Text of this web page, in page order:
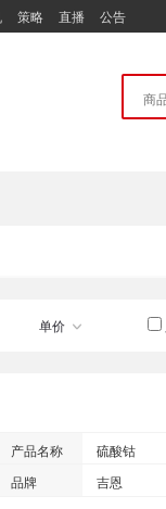
策略 直播 公告
单价
产品名称 硫酸钴
品牌
吉恩